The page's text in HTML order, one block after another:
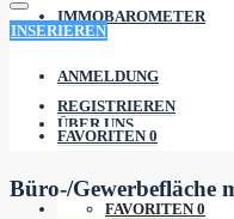
IMMOBAROMETER
ÜBER UNS
FAVORITEN 0
INSERIEREN
ANMELDUNG
REGISTRIEREN
FAVORITEN 0
Büro-/Gewerbefläche